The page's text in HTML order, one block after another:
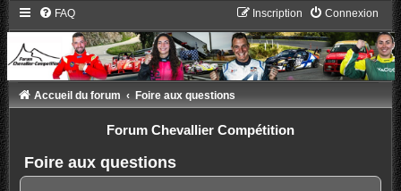
FAQ Connexion
Inscription
Accueil du forum Foire aux questions
Forum Chevallier Compétition
Foire aux questions